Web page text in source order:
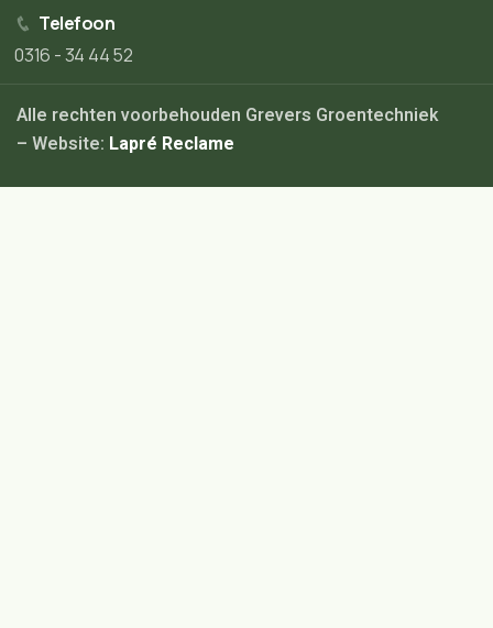
Telefoon
0316 - 34 44 52
Alle rechten voorbehouden Grevers Groentechniek
– Website: Lapré Reclame